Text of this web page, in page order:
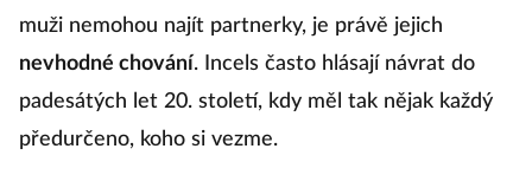
muži nemohou najít partnerky, je právě jejich
nevhodné chování. Incels často hlásají návrat do
padesátých let 20. století, kdy měl tak nějak každý
předurčeno, koho si vezme.